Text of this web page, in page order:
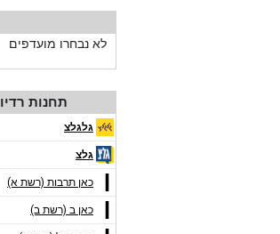
לא נבחרו מועדפים
תחנות רדיו
גלגלצ
גלצ
כאן תרבות (רשת א)
כאן ב (רשת ב)